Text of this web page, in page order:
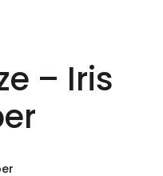
– Iris